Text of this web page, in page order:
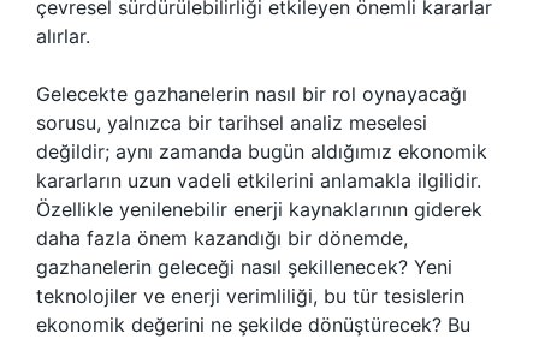
çevresel sürdürülebilirliği etkileyen önemli kararlar
alırlar.
Gelecekte gazhanelerin nasıl bir rol oynayacağı
sorusu, yalnızca bir tarihsel analiz meselesi
değildir; aynı zamanda bugün aldığımız ekonomik
kararların uzun vadeli etkilerini anlamakla ilgilidir.
Özellikle yenilenebilir enerji kaynaklarının giderek
daha fazla önem kazandığı bir dönemde,
gazhanelerin geleceği nasıl şekillenecek? Yeni
teknolojiler ve enerji verimliliği, bu tür tesislerin
ekonomik değerini ne şekilde dönüştürecek? Bu